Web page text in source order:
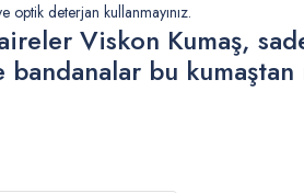
optik deterjan kullanmayınız.
Viskon Kumaş,
bandanalar bu